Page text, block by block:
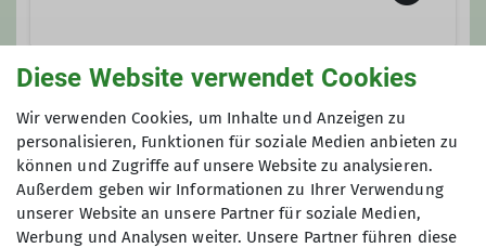
Kontakt aufnehmen
Ämter
Tourenleiter
Anmeldung
Anfrage senden
Maximale Teilnehmeranzahl
Diese Website verwendet Cookies
Wir verwenden Cookies, um Inhalte und Anzeigen zu
personalisieren, Funktionen für soziale Medien anbieten zu
können und Zugriffe auf unsere Website zu analysieren.
Außerdem geben wir Informationen zu Ihrer Verwendung
unserer Website an unsere Partner für soziale Medien,
Werbung und Analysen weiter. Unsere Partner führen diese